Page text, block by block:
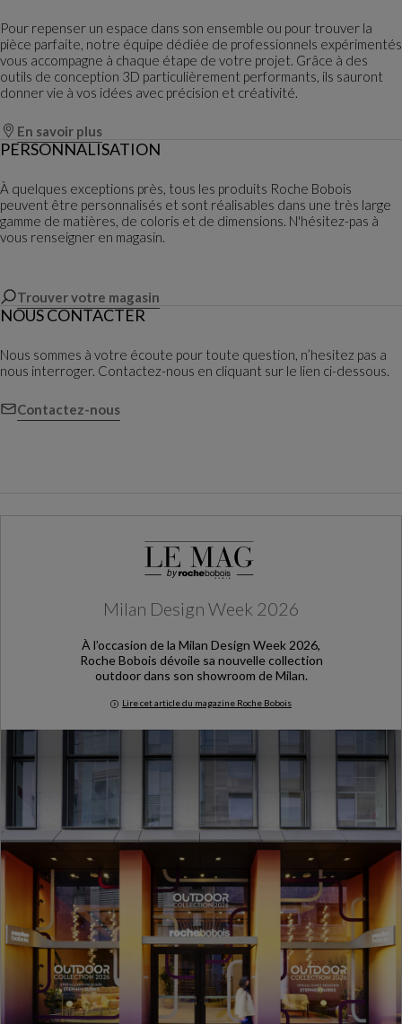
Pour repenser un espace dans son ensemble ou pour trouver la
pièce parfaite, notre équipe dédiée de professionnels expérimentés
vous accompagne à chaque étape de votre projet. Grâce à des
outils de conception 3D particulièrement performants, ils sauront
donner vie à vos idées avec précision et créativité.
En savoir plus
PERSONNALISATION
À quelques exceptions près, tous les produits Roche Bobois
peuvent être personnalisés et sont réalisables dans une très large
gamme de matières, de coloris et de dimensions. N'hésitez-pas à
vous renseigner en magasin.
Trouver votre magasin
NOUS CONTACTER
Nous sommes à votre écoute pour toute question, n’hesitez pas a
nous interroger. Contactez-nous en cliquant sur le lien ci-dessous.
Contactez-nous
Milan Design Week 2026
À l’occasion de la Milan Design Week 2026,
Roche Bobois dévoile sa nouvelle collection
outdoor dans son showroom de Milan.
Lire cet article du magazine Roche Bobois
Milan Design Week 2026